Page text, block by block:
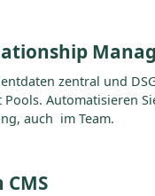
zentral und
Pools. Automatisieren
auch im Team.